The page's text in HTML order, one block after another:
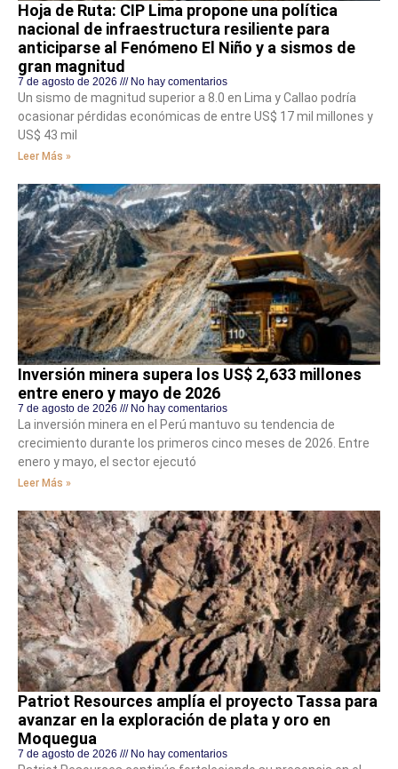
Hoja de Ruta: CIP Lima propone una política
nacional de infraestructura resiliente para
anticiparse al Fenómeno El Niño y a sismos de
gran magnitud
7 de agosto de 2026 No hay comentarios
Un sismo de magnitud superior a 8.0 en Lima y Callao podría
ocasionar pérdidas económicas de entre US$ 17 mil millones y
US$ 43 mil
Leer Más »
Inversión minera supera los US$ 2,633 millones
entre enero y mayo de 2026
7 de agosto de 2026 No hay comentarios
La inversión minera en el Perú mantuvo su tendencia de
crecimiento durante los primeros cinco meses de 2026. Entre
enero y mayo, el sector ejecutó
Leer Más »
Patriot Resources amplía el proyecto Tassa para
avanzar en la exploración de plata y oro en
Moquegua
7 de agosto de 2026 No hay comentarios